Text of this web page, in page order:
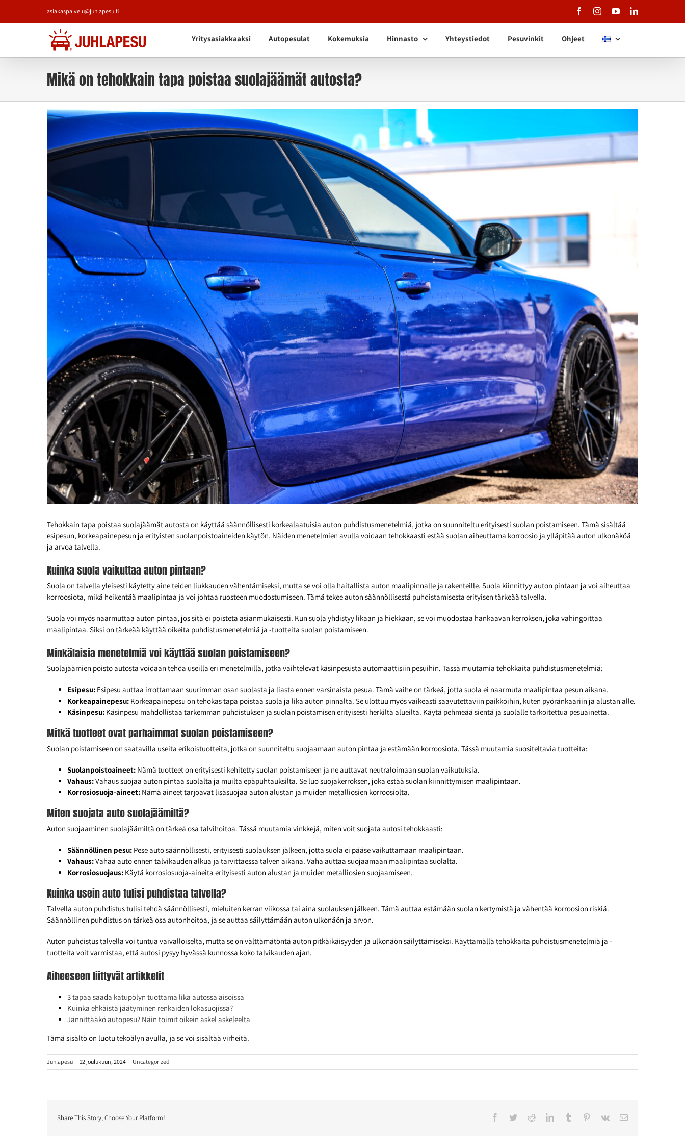
asiakaspalvelu@juhlapesu.fi FacebookInstagramYouTubeLinkedIn
Yritysasiakkaaksi Autopesulat Kokemuksia Hinnasto Yhteystiedot Pesuvinkit Ohjeet
Mikä on tehokkain tapa poistaa suolajäämät autosta?
Katso
Tehokkain tapa poistaa suolajäämät autosta on käyttää säännöllisesti korkealaatuisia auton puhdistusmenetelmiä, jotka on suunniteltu erityisesti suolan poistamiseen. Tämä sisältää
esipesun, korkeapainepesun ja erityisten suolanpoistoaineiden käytön. Näiden menetelmien avulla voidaan tehokkaasti estää suolan aiheuttama korroosio ja ylläpitää auton ulkonäköä
ja arvoa talvella.
Kuinka suola vaikuttaa auton pintaan?
Suola on talvella yleisesti käytetty aine teiden liukkauden vähentämiseksi, mutta se voi olla haitallista auton maalipinnalle ja rakenteille. Suola kiinnittyy auton pintaan ja voi aiheuttaa
korroosiota, mikä heikentää maalipintaa ja voi johtaa ruosteen muodostumiseen. Tämä tekee auton säännöllisestä puhdistamisesta erityisen tärkeää talvella.
Suola voi myös naarmuttaa auton pintaa, jos sitä ei poisteta asianmukaisesti. Kun suola yhdistyy likaan ja hiekkaan, se voi muodostaa hankaavan kerroksen, joka vahingoittaa
maalipintaa. Siksi on tärkeää käyttää oikeita puhdistusmenetelmiä ja -tuotteita suolan poistamiseen.
Minkälaisia menetelmiä voi käyttää suolan poistamiseen?
Suolajäämien poisto autosta voidaan tehdä useilla eri menetelmillä, jotka vaihtelevat käsinpesusta automaattisiin pesuihin. Tässä muutamia tehokkaita puhdistusmenetelmiä:
Esipesu: Esipesu auttaa irrottamaan suurimman osan suolasta ja liasta ennen varsinaista pesua. Tämä vaihe on tärkeä, jotta suola ei naarmuta maalipintaa pesun aikana.
Korkeapainepesu: Korkeapainepesu on tehokas tapa poistaa suola ja lika auton pinnalta. Se ulottuu myös vaikeasti saavutettaviin paikkoihin, kuten pyöränkaariin ja alustan alle.
Käsinpesu: Käsinpesu mahdollistaa tarkemman puhdistuksen ja suolan poistamisen erityisesti herkiltä alueilta. Käytä pehmeää sientä ja suolalle tarkoitettua pesuainetta.
Mitkä tuotteet ovat parhaimmat suolan poistamiseen?
Suolan poistamiseen on saatavilla useita erikoistuotteita, jotka on suunniteltu suojaamaan auton pintaa ja estämään korroosiota. Tässä muutamia suositeltavia tuotteita:
Suolanpoistoaineet: Nämä tuotteet on erityisesti kehitetty suolan poistamiseen ja ne auttavat neutraloimaan suolan vaikutuksia.
Vahaus:Vahaus suojaa auton pintaa suolalta ja muilta epäpuhtauksilta. Se luo suojakerroksen, joka estää suolan kiinnittymisen maalipintaan.
Korrosiosuoja-aineet: Nämä aineet tarjoavat lisäsuojaa auton alustan ja muiden metalliosien korroosiolta.
Miten suojata auto suolajäämiltä?
Auton suojaaminen suolajäämiltä on tärkeä osa talvihoitoa. Tässä muutamia vinkkejä, miten voit suojata autosi tehokkaasti:
Säännöllinen pesu: Pese auto säännöllisesti, erityisesti suolauksen jälkeen, jotta suola ei pääse vaikuttamaan maalipintaan.
Vahaus:Vahaa auto ennen talvikauden alkua ja tarvittaessa talven aikana. Vaha auttaa suojaamaan maalipintaa suolalta.
Korrosiosuojaus: Käytä korrosiosuoja-aineita erityisesti auton alustan ja muiden metalliosien suojaamiseen.
Kuinka usein auto tulisi puhdistaa talvella?
Talvella auton puhdistus tulisi tehdä säännöllisesti, mieluiten kerran viikossa tai aina suolauksen jälkeen. Tämä auttaa estämään suolan kertymistä ja vähentää korroosion riskiä.
Säännöllinen puhdistus on tärkeä osa autonhoitoa, ja se auttaa säilyttämään auton ulkonäön ja arvon.
Auton puhdistus talvella voi tuntua vaivalloiselta, mutta se on välttämätöntä auton pitkäikäisyyden ja ulkonäön säilyttämiseksi. Käyttämällä tehokkaita puhdistusmenetelmiä ja -
tuotteita voit varmistaa, että autosi pysyy hyvässä kunnossa koko talvikauden ajan.
Aiheeseen liittyvät artikkelit
3 tapaa saada katupölyn tuottama lika autossa aisoissa
Kuinka ehkäistä jäätyminen renkaiden lokasuojissa?
Jännittääkö autopesu? Näin toimit oikein askel askeleelta
Tämä sisältö on luotu tekoälyn avulla, ja se voi sisältää virheitä.
Juhlapesu | 12 joulukuun, 2024 | Uncategorized
Share This Story, Choose Your Platform! Facebook
TwitterRedditLinkedInTumblr Pinterest
Vk Sähköposti